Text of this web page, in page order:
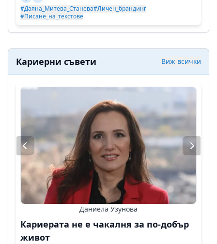
#Даяна_Митева_Станева#Личен_брандинг
#Писане_на_текстове
Кариерни съвети Виж всички
Даниела Узунова
Кариерата не е чакалня за по-добър
живот